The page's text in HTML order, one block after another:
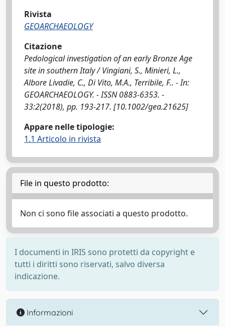
Rivista
GEOARCHAEOLOGY
Citazione
Pedological investigation of an early Bronze Age
site in southern Italy / Vingiani, S., Minieri, L.,
Albore Livadie, C., Di Vito, M.A., Terribile, F.. - In:
GEOARCHAEOLOGY. - ISSN 0883-6353. -
33:2(2018), pp. 193-217. [10.1002/gea.21625]
Appare nelle tipologie:
1.1 Articolo in rivista
File in questo prodotto:
Non ci sono file associati a questo prodotto.
I documenti in IRIS sono protetti da copyright e
tutti i diritti sono riservati, salvo diversa
indicazione.
Informazioni